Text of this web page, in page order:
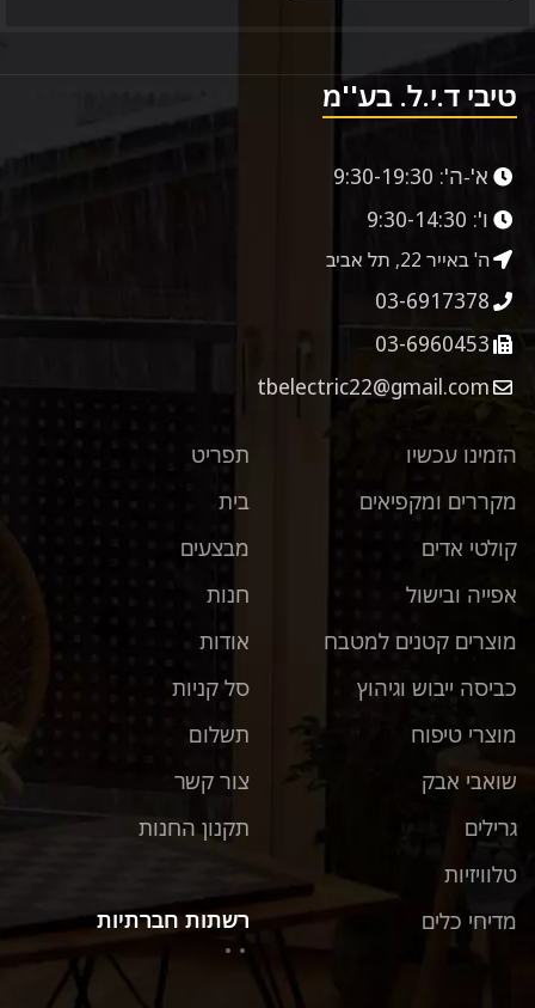
טיבי ד.י.ל. בע''מ
א'-ה': 9:30-19:30
ו': 9:30-14:30
ה' באייר 22, תל אביב
03-6917378
03-6960453
tbelectric22@gmail.com
תפריט
בית
מבצעים
חנות
אודות
סל קניות
תשלום
צור קשר
תקנון החנות
רשתות חברתיות
הזמינו עכשיו
מקררים ומקפיאים
קולטי אדים
אפייה ובישול
מוצרים קטנים למטבח
כביסה ייבוש וגיהוץ
מוצרי טיפוח
שואבי אבק
גרילים
טלוויזיות
מדיחי כלים